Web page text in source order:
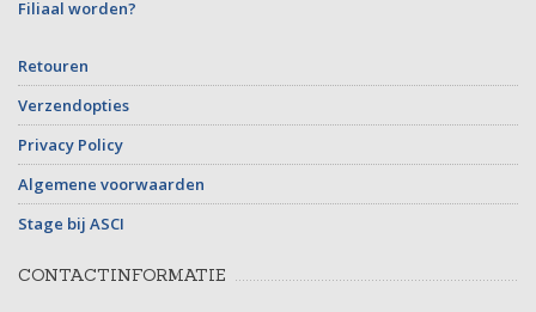
Filiaal worden?
Retouren
Verzendopties
Privacy Policy
Algemene voorwaarden
Stage bij ASCI
CONTACTINFORMATIE